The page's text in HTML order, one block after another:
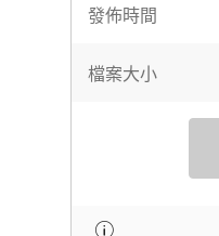
發佈時間
檔案大小